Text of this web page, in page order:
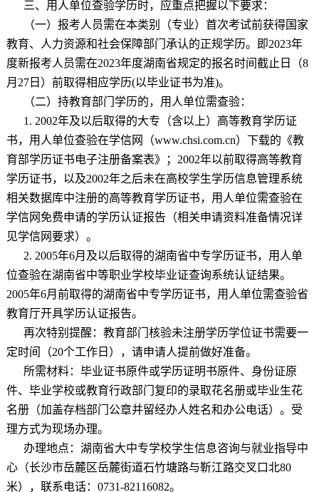
三、用人单位查验学历时，应重点把握以下要求：
（一）报考人员需在本类别（专业）首次考试前获得国家
教育、人力资源和社会保障部门承认的正规学历。即2023年
度新报考人员需在2023年度湖南省规定的报名时间截止日（8
月 27日）前取得相应学历(以毕业证书为准)。
（二）持教育部门学历的，用人单位需查验：
1. 2002年及以后取得的大专（含以上）高等教育学历证
书，用人单位查验在学信网（www.chsi.com.cn）下载的《教
育部学历证书电子注册备案表》； 2002年以前取得高等教育
学历证书，以及2002年之后未在高校学生学历信息管理系统
相关数据库中注册的高等教育学历证书，用人单位需查验在
学信网免费申请的学历认证报告（相关申请资料准备情况详
见学信网要求）。
2. 2005年6月及以后取得的湖南省中专学历证书，用人单
位查验在湖南省中等职业学校毕业证查询系统认证结果。
2005年6月前取得的湖南省中专学历证书，用人单位需查验省
教育厅开具学历认证报告。
再次特别提醒：教育部门核验未注册学历学位证书需要一
定时间（20个工作日），请申请人提前做好准备。
所需材料：毕业证书原件或学历证明书原件、身份证原
件、毕业学校或教育行政部门复印的录取花名册或毕业生花
名册（加盖存档部门公章并留经办人姓名和办公电话）。受
理方式为现场办理。
办理地点：湖南省大中专学校学生信息咨询与就业指导中
心（长沙市岳麓区岳麓街道石竹塘路与靳江路交叉口北80
米），联系电话： 0731-82116082。